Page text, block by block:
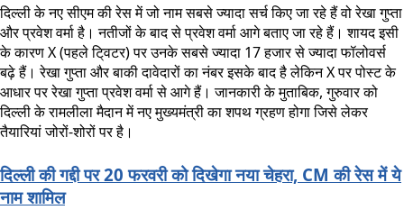
दिल्ली के नए सीएम की रेस में जो नाम सबसे ज्यादा सर्च किए जा रहे हैं वो रेखा गुप्ता
और प्रवेश वर्मा है। नतीजों के बाद से प्रवेश वर्मा आगे बताए जा रहे हैं। शायद इसी
के कारण X (पहले टि्वटर) पर उनके सबसे ज्यादा 17 हजार से ज्यादा फॉलोवर्स
बढ़े हैं। रेखा गुप्ता और बाकी दावेदारों का नंबर इसके बाद है लेकिन X पर पोस्ट के
आधार पर रेखा गुप्ता प्रवेश वर्मा से आगे हैं। जानकारी के मुताबिक, गुरुवार को
दिल्ली के रामलीला मैदान में नए मुख्यमंत्री का शपथ ग्रहण होगा जिसे लेकर
तैयारियां जोरों-शोरों पर है।
दिल्ली की गद्दी पर 20 फरवरी को दिखेगा नया चेहरा, CM की रेस में ये
नाम शामिल